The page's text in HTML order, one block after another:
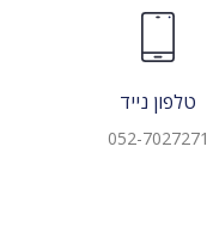
טלפון נייד
052-7027271